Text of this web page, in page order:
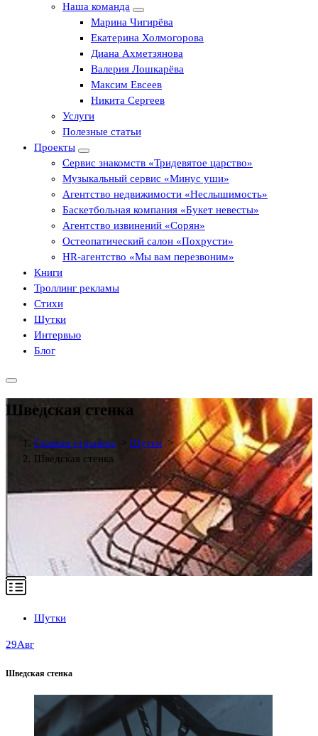
Наша команда
Марина Чигирёва
Екатерина Холмогорова
Диана Ахметзянова
Валерия Лошкарёва
Максим Евсеев
Никита Сергеев
Услуги
Полезные статьи
Проекты
Сервис знакомств «Тридевятое царство»
Музыкальный сервис «Минус уши»
Агентство недвижимости «Неслышимость»
Баскетбольная компания «Букет невесты»
Агентство извинений «Сорян»
Остеопатический салон «Похрусти»
HR-агентство «Мы вам перезвоним»
Книги
Троллинг рекламы
Стихи
Шутки
Интервью
Блог
Шведская стенка
Главная страница > Шутки >
Шведская стенка
Шутки
29Авг
Шведская стенка